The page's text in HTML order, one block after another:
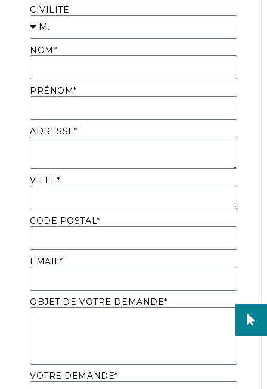
CIVILITÉ
NOM*
PRÉNOM*
ADRESSE*
VILLE*
CODE POSTAL*
EMAIL*
OBJET DE VOTRE DEMANDE*
VOTRE DEMANDE*